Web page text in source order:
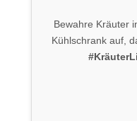
Bewahre Kräuter
Kühlschrank auf,